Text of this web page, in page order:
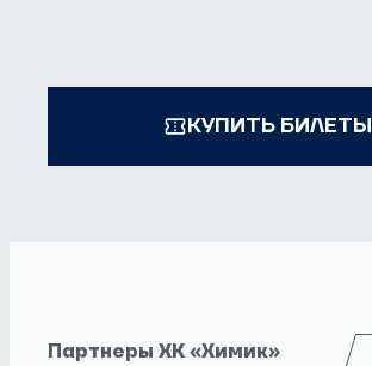
КУПИТЬ БИЛЕТЫ
Партнеры ХК «Химик»